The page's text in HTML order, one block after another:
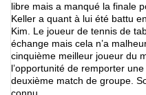
libre mais a manqué la finale
Keller a quant à lui été battu
Kim. Le joueur de tennis de
échange mais cela n’a
cinquième meilleur joueur du
l’opportunité de remporter
deuxième match de groupe.